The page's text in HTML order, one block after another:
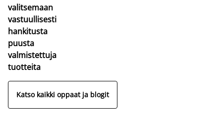
valitsemaan
vastuullisesti
hankitusta
puusta
valmistettuja
tuotteita
Katso kaikki oppaat ja blogit